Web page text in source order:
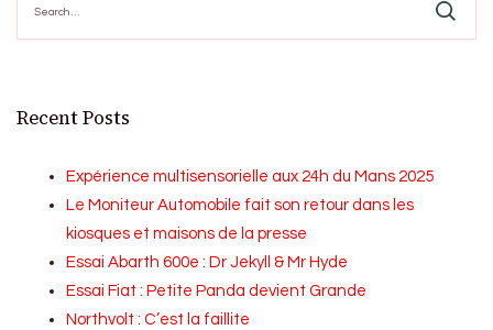
for:
Recent Posts
Expérience multisensorielle aux 24h du Mans 2025
Le Moniteur Automobile fait son retour dans les
kiosques et maisons de la presse
Essai Abarth 600e : Dr Jekyll & Mr Hyde
Essai Fiat : Petite Panda devient Grande
Northvolt : C’est la faillite